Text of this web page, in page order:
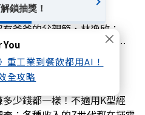
You
重工業到餐飲都用AI！
全攻略
爸爸的父親節，林逸欣：
幸福」——從富養看見的教養
少錢都一樣！不適用K型經
鎖抽獎！